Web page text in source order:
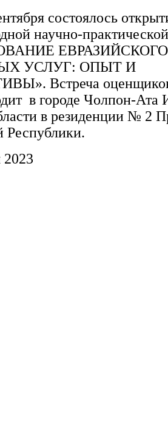
состоялось
научно-
УСЛУГ: ОПЫТ И
Встреча
в городе Чолпон-Ата
в резиденции № 2
Республики.
2023